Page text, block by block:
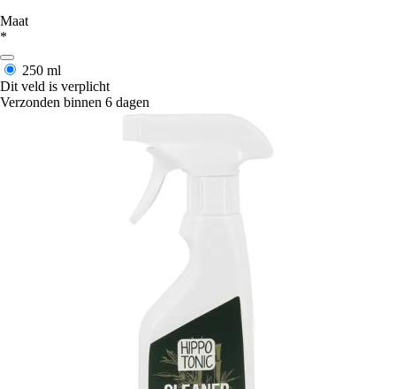
Maat
*
250 ml
Dit veld is verplicht
Verzonden binnen 6 dagen